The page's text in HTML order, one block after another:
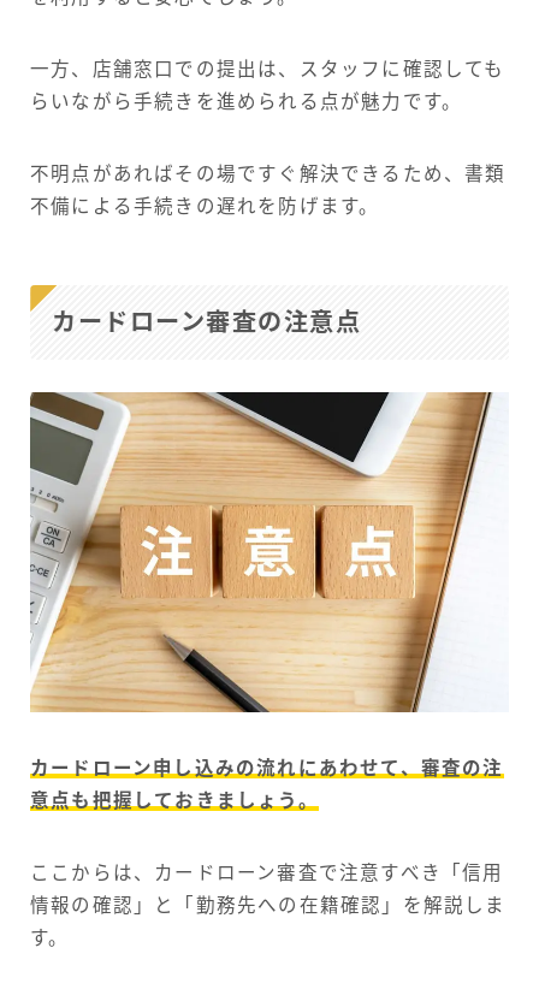
一方、店舗窓口での提出は、スタッフに確認しても
らいながら手続きを進められる点が魅力です。
不明点があればその場ですぐ解決できるため、書類
不備による手続きの遅れを防げます。
カードローン審査の注意点
カードローン申し込みの流れにあわせて、審査の注
意点も把握しておきましょう。
ここからは、カードローン審査で注意すべき「信用
情報の確認」と「勤務先への在籍確認」を解説しま
す。